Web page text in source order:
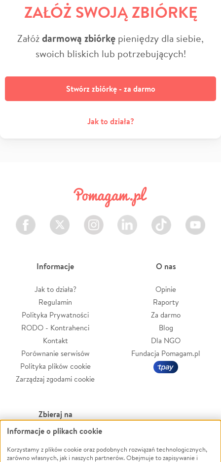
ZAŁÓŻ SWOJĄ ZBIÓRKĘ
Załóżdarmową zbiórkę pieniędzy dla siebie,
swoich bliskich lub potrzebujących!
Stwórz zbiórkę - za darmo
Jak to działa?
Facebook Twitter Instagram LinkedIn TikTok Youtube
Informacje
Jak to działa?
Regulamin
Polityka Prywatności
RODO - Kontrahenci
Kontakt
Porównanie serwisów
Polityka plików cookie
Zarządzaj zgodami cookie
O nas
Opinie
Raporty
Za darmo
Blog
Dla NGO
Fundacja Pomagam.pl
Zbieraj na
Leczenie
Zwierzęta
Powódź
Informacje o plikach cookie
Korzystamy z plików cookie oraz podobnych rozwiązań technologicznych,
zarówno własnych, jak i naszych partnerów. Obejmuje to zapisywanie i